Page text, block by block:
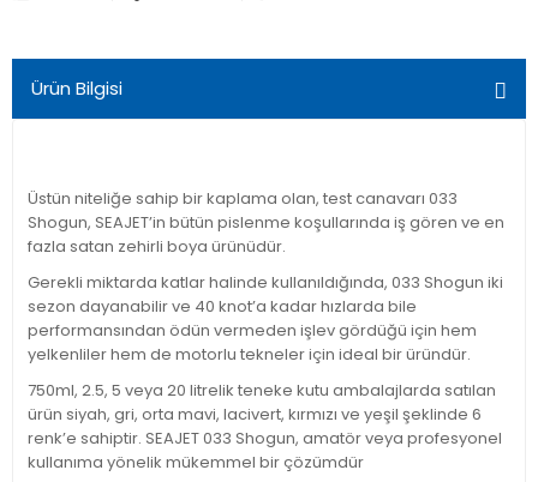
Ürün Bilgisi
Üstün niteliğe sahip bir kaplama olan, test canavarı 033
Shogun, SEAJET’in bütün pislenme koşullarında iş gören ve en
fazla satan zehirli boya ürünüdür.
Gerekli miktarda katlar halinde kullanıldığında, 033 Shogun iki
sezon dayanabilir ve 40 knot’a kadar hızlarda bile
performansından ödün vermeden işlev gördüğü için hem
yelkenliler hem de motorlu tekneler için ideal bir üründür.
750ml, 2.5, 5 veya 20 litrelik teneke kutu ambalajlarda satılan
ürün siyah, gri, orta mavi, lacivert, kırmızı ve yeşil şeklinde 6
renk’e sahiptir. SEAJET 033 Shogun, amatör veya profesyonel
kullanıma yönelik mükemmel bir çözümdür